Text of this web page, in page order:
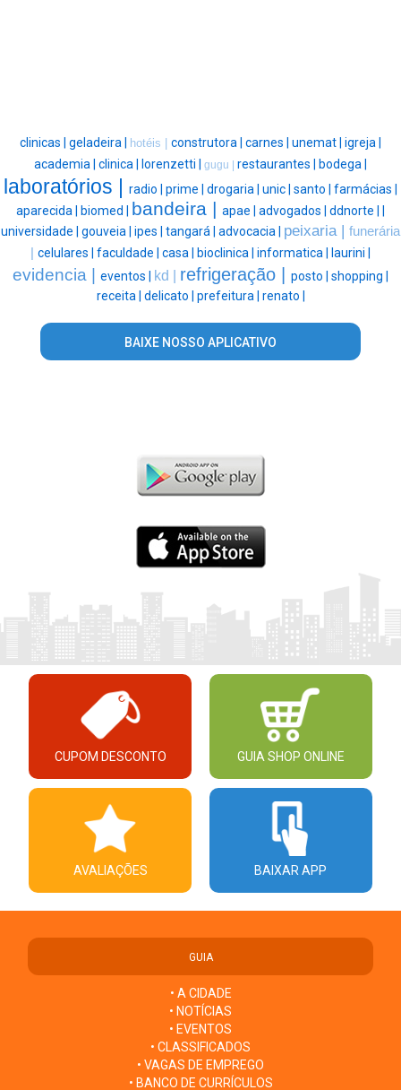
clinicas | geladeira | hotéis | construtora | carnes | unemat | igreja |
academia | clinica | lorenzetti | gugu | restaurantes | bodega |
laboratórios | radio | prime | drogaria | unic | santo | farmácias |
aparecida | biomed | bandeira | apae | advogados | ddnorte | |
universidade | gouveia | ipes | tangará | advocacia | peixaria | funerária
| celulares | faculdade | casa | bioclinica | informatica | laurini |
evidencia | eventos | kd | refrigeração | posto | shopping |
receita | delicato | prefeitura | renato |
BAIXE NOSSO APLICATIVO
CUPOM DESCONTO GUIA SHOP ONLINE
AVALIAÇÕES BAIXAR APP
GUIA
• A CIDADE
• NOTÍCIAS
• EVENTOS
• CLASSIFICADOS
• VAGAS DE EMPREGO
• BANCO DE CURRÍCULOS